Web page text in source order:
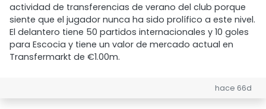
actividad de transferencias de verano del club porque
siente que el jugador nunca ha sido prolífico a este nivel.
El delantero tiene 50 partidos internacionales y 10 goles
para Escocia y tiene un valor de mercado actual en
Transfermarkt de €1.00m.
hace 66d